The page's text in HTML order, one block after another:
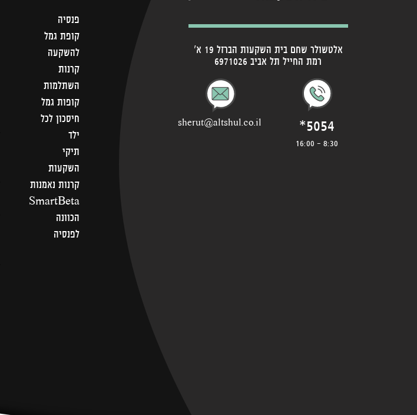
אלטשולר שחם בית השקעות הברזל 19 א'
רמת החייל תל אביב 6971026
*5054
8:30 - 16:00
sherut@altshul.co.il
פנסיה
קופת גמל
להשקעה
קרנות
השתלמות
קופות גמל
חיסכון לכל
ילד
תיקי
השקעות
קרנות נאמנות
SmartBeta
הכוונה
לפנסיה